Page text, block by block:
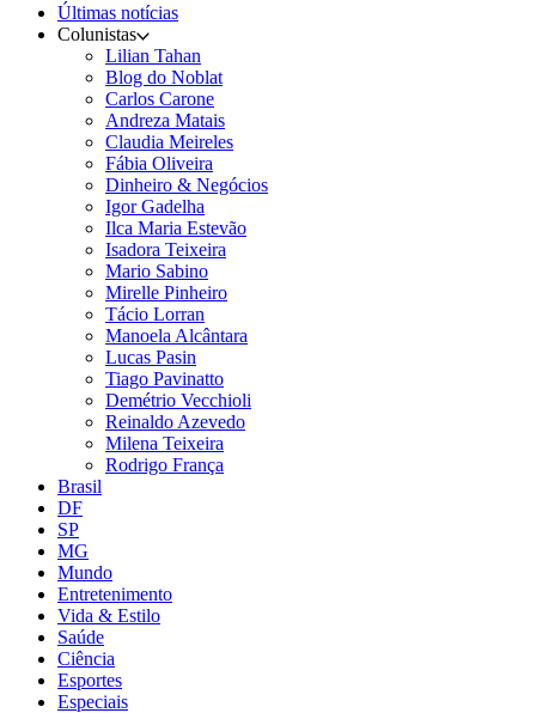
Últimas notícias
Colunistas
Lilian Tahan
Blog do Noblat
Carlos Carone
Andreza Matais
Claudia Meireles
Fábia Oliveira
Dinheiro & Negócios
Igor Gadelha
Ilca Maria Estevão
Isadora Teixeira
Mario Sabino
Mirelle Pinheiro
Tácio Lorran
Manoela Alcântara
Lucas Pasin
Tiago Pavinatto
Demétrio Vecchioli
Reinaldo Azevedo
Milena Teixeira
Rodrigo França
Brasil
DF
SP
MG
Mundo
Entretenimento
Vida & Estilo
Saúde
Ciência
Esportes
Especiais